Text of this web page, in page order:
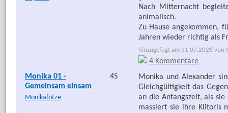
Nach Mitternacht
animalisch.
Zu Hause angekommen,
Jahren wieder richtig als
hinzugefügt am 31.07.2026 von
4 Kommentare
Monika 01 -
Gemeinsam einsam
Monikafotze
4S
Monika und Alexander
Gleichgültigkeit das
an die Anfangszeit, als
massiert sie ihre Klitoris